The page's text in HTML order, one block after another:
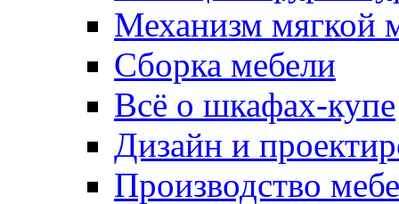
Механизм мягкой
Сборка мебели
Всё о шкафах-купе
Дизайн и
Производство